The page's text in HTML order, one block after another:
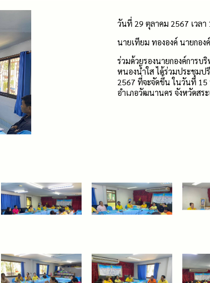
วันที่ 29 ตุลาคม 2567 เวลา
นายเทียม ทององค์ นายกอ
ร่วมด้วยรองนายกองค์การบ
หนองน้ำใส ได้ร่วมประชุมป
2567 ที่จะจัดขึ้น ในวันที่
อำเภอวัฒนานคร จังหวัดสร